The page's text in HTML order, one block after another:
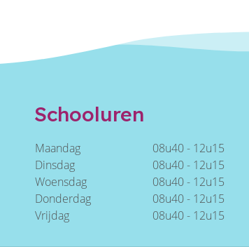
Schooluren
Maandag 08u40 - 12u15
Dinsdag
08u40 - 12u15
Woensdag
08u40 - 12u15
Donderdag
08u40 - 12u15
Vrijdag
08u40 - 12u15